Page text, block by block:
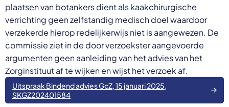
plaatsen van botankers dient als kaakchirurgische
verrichting geen zelfstandig medisch doel waardoor
verzekerde hierop redelijkerwijs niet is aangewezen. De
commissie ziet in de door verzoekster aangevoerde
argumenten geen aanleiding van het advies van het
Zorginstituut af te wijken en wijst het verzoek af.
Uitspraak Bindend advies GcZ, 15 januari 2025,
SKGZ202401584